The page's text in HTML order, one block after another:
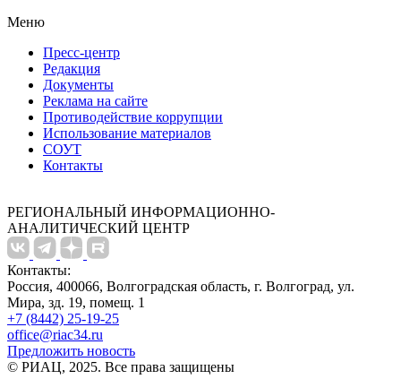
Меню
Пресс-центр
Редакция
Документы
Реклама на сайте
Противодействие коррупции
Использование материалов
СОУТ
Контакты
РЕГИОНАЛЬНЫЙ ИНФОРМАЦИОННО-
АНАЛИТИЧЕСКИЙ ЦЕНТР
Контакты:
Россия, 400066, Волгоградская область, г. Волгоград, ул.
Мира, зд. 19, помещ. 1
+7 (8442) 25-19-25
office@riac34.ru
Предложить новость
© РИАЦ, 2025. Все права защищены